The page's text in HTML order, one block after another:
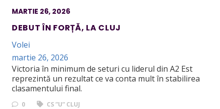
MARTIE 26, 2026
DEBUT ÎN FORȚĂ, LA CLUJ
Volei
martie 26, 2026
Victoria în minimum de seturi cu liderul din A2 Est
reprezintă un rezultat ce va conta mult în stabilirea
clasamentului final.
0 CS ”U” CLUJ